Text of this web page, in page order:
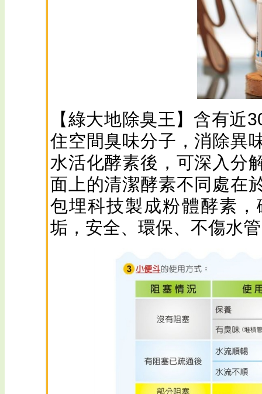
【綠大地除臭王】含有近
住空間臭味分子，消除異
水活化酵素後，可深入分
面上的清潔酵素不同處在
包埋科技製成粉體酵素
垢，安全、環保、不傷水